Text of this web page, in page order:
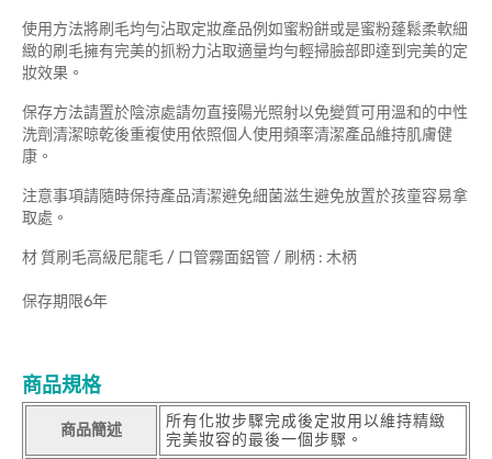
使用方法將刷毛均勻沾取定妝產品例如蜜粉餅或是蜜粉蓬鬆柔軟細
緻的刷毛擁有完美的抓粉力沾取適量均勻輕掃臉部即達到完美的定
妝效果。
保存方法請置於陰涼處請勿直接陽光照射以免變質可用溫和的中性
洗劑清潔晾乾後重複使用依照個人使用頻率清潔產品維持肌膚健
康。
注意事項請隨時保持產品清潔避免細菌滋生避免放置於孩童容易拿
取處。
材 質刷毛高級尼龍毛 / 口管霧面鋁管 / 刷柄 : 木柄
保存期限6年
商品規格
商品簡述
所有化妝步驟完成後定妝用以維持精緻
完美妝容的最後一個步驟。